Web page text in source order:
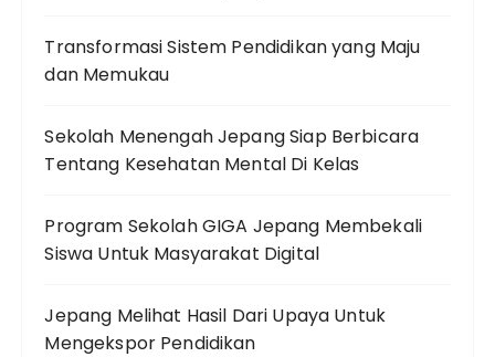
Transformasi Sistem Pendidikan yang Maju
dan Memukau
Sekolah Menengah Jepang Siap Berbicara
Tentang Kesehatan Mental Di Kelas
Program Sekolah GIGA Jepang Membekali
Siswa Untuk Masyarakat Digital
Jepang Melihat Hasil Dari Upaya Untuk
Mengekspor Pendidikan